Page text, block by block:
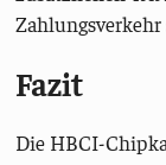
Fazit
Die HBCI-